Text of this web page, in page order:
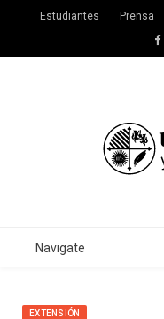
Estudiantes Prensa
Navigate
EXTENSIÓN